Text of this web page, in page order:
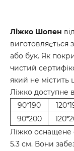
Ліжко Шопен
виготовляється
або бук. Як
чистий
який не
Ліжко доступне
90*190
90*200
Ліжко
5.3 см. Вони